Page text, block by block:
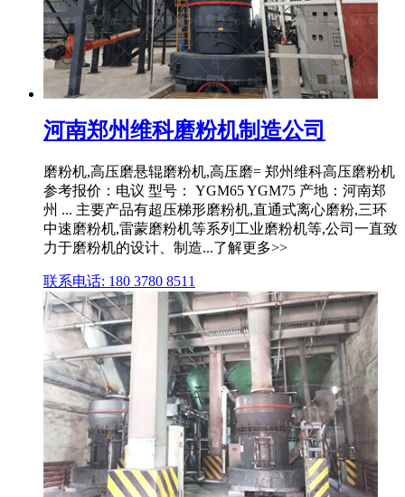
河南郑州维科磨粉机制造公司
磨粉机,高压磨悬辊磨粉机,高压磨= 郑州维科高压磨粉机
参考报价：电议 型号： YGM65 YGM75 产地：河南郑
州 ... 主要产品有超压梯形磨粉机,直通式离心磨粉,三环
中速磨粉机,雷蒙磨粉机等系列工业磨粉机等,公司一直致
力于磨粉机的设计、制造...了解更多>>
联系电话: 180 3780 8511